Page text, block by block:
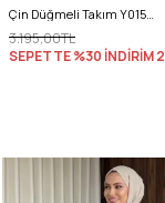
Çin Düğmeli Takım Y0157 - BEBE MAVİSİ
3.195,00TL
SEPETTE %30 İNDİRİM